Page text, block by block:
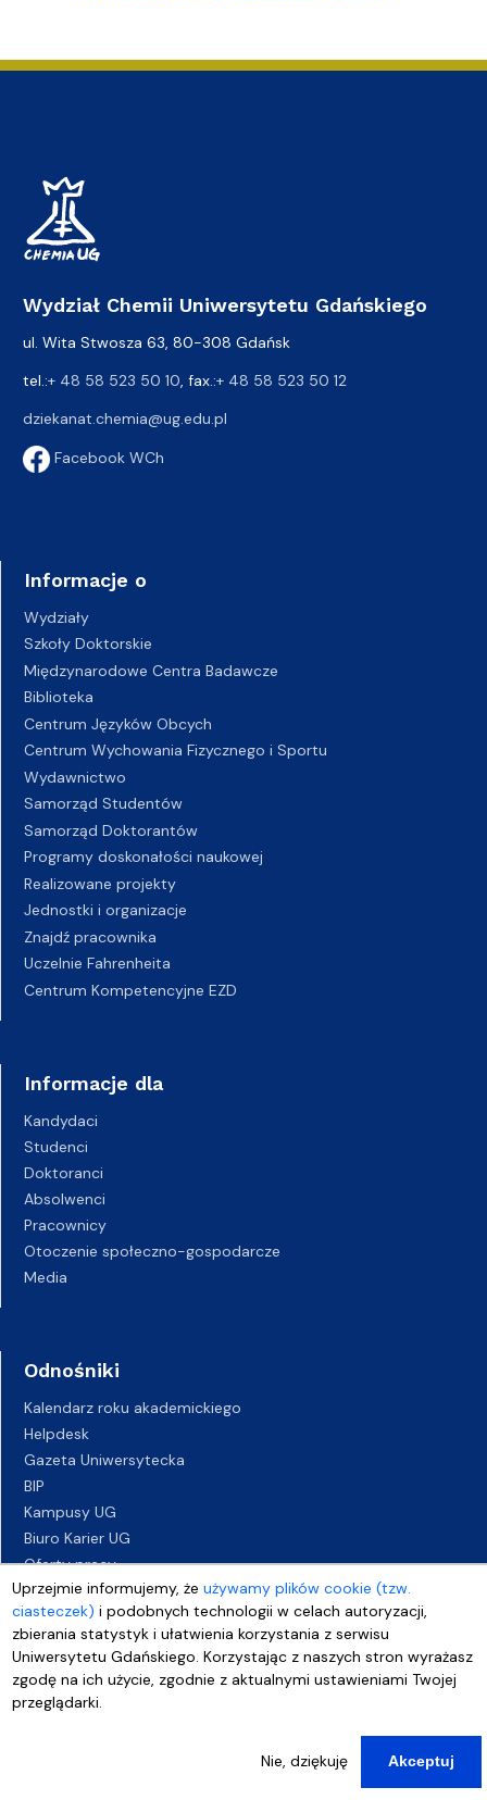
Uprzejmie informujemy, żeużywamy plików cookie (tzw.
ciasteczek) i podobnych technologii w celach autoryzacji,
zbierania statystyk i ułatwienia korzystania z serwisu
Uniwersytetu Gdańskiego. Korzystając z naszych stron wyrażasz
zgodę na ich użycie, zgodnie z aktualnymi ustawieniami Twojej
przeglądarki.
Nie, dziękuję Akceptuj
Wydział Chemii Uniwersytetu Gdańskiego
ul. Wita Stwosza 63, 80-308 Gdańsk
tel.:+ 48 58 523 50 10 , fax.:+ 48 58 523 50 12
dziekanat.chemia@ug.edu.pl
Facebook WCh
Informacje o
Wydziały
Szkoły Doktorskie
Międzynarodowe Centra Badawcze
Biblioteka
Centrum Języków Obcych
Centrum Wychowania Fizycznego i Sportu
Wydawnictwo
Samorząd Studentów
Samorząd Doktorantów
Programy doskonałości naukowej
Realizowane projekty
Jednostki i organizacje
Znajdź pracownika
Uczelnie Fahrenheita
Centrum Kompetencyjne EZD
Informacje dla
Kandydaci
Studenci
Doktoranci
Absolwenci
Pracownicy
Otoczenie społeczno-gospodarcze
Media
Odnośniki
Kalendarz roku akademickiego
Helpdesk
Gazeta Uniwersytecka
BIP
Kampusy UG
Biuro Karier UG
Oferty pracy
Deklaracja dostępności